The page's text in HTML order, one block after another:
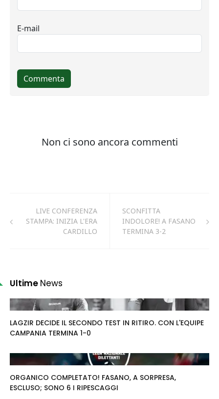
LIVE CONFERENZA
STAMPA: INIZIA L'ERA
CARDILLO
SCONFITTA
INDOLORE! A FASANO
TERMINA 3-2
Ultime News
LAGZIR DECIDE IL SECONDO TEST IN RITIRO. CON L'EQUIPE
CAMPANIA TERMINA 1-0
ORGANICO COMPLETATO! FASANO, A SORPRESA,
ESCLUSO; SONO 6 I RIPESCAGGI